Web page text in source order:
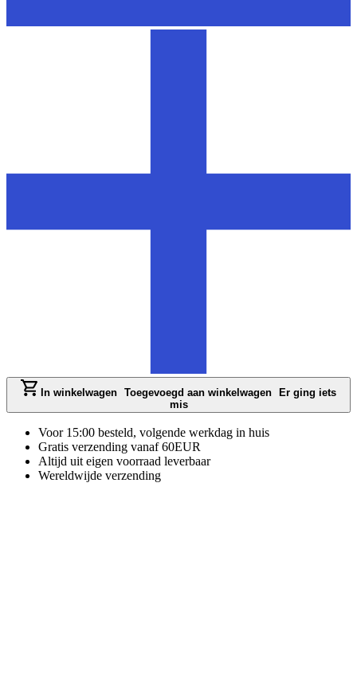
In winkelwagen Toegevoegd aan winkelwagen
Er ging iets
mis
Voor 15:00 besteld, volgende werkdag in huis
Gratis verzending vanaf 60EUR
Altijd uit eigen voorraad leverbaar
Wereldwijde verzending